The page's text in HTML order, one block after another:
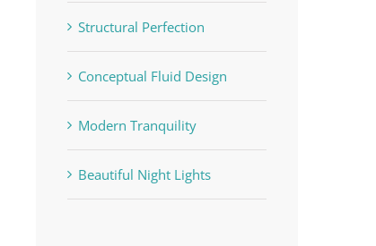
Structural Perfection
Conceptual Fluid Design
Modern Tranquility
Beautiful Night Lights